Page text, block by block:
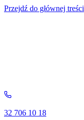
Przejdź do głównej treści
32 706 10 18